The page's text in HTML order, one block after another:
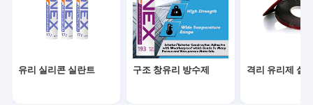
유리 에나멜 페인트
글라스 창고 보관대
유리 실리콘 실란트 구조 창유리 방수제 격리 유리제 실